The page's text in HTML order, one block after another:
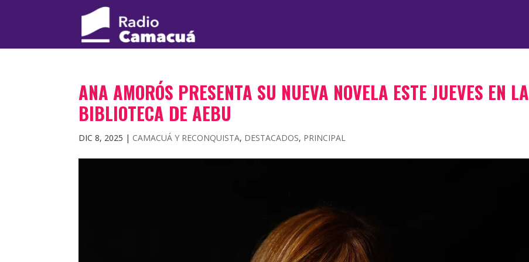
ANA AMORÓS PRESENTA SU NUEVA NOVELA ESTE JUEVES EN LA
BIBLIOTECA DE AEBU
DIC 8, 2025 | CAMACUÁ Y RECONQUISTA, DESTACADOS, PRINCIPAL